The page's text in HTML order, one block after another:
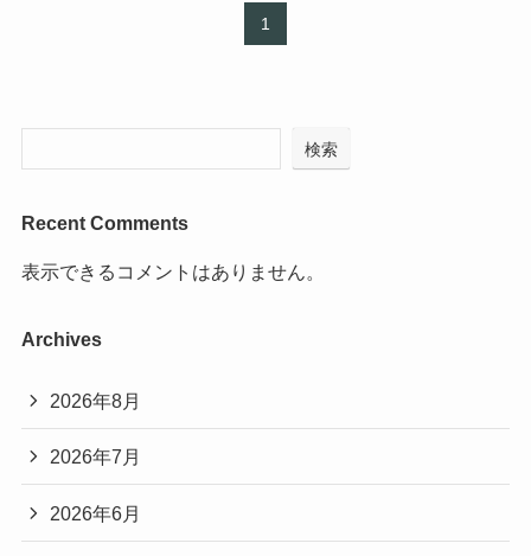
1
検索
Recent Comments
表示できるコメントはありません。
Archives
2026年8月
2026年7月
2026年6月